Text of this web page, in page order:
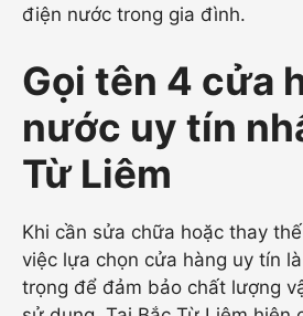
điện nước trong gia đình.
Gọi tên 4 cửa
nước uy tín
Từ Liêm
Khi cần sửa chữa hoặc thay
việc lựa chọn cửa hàng uy tín
trọng để đảm bảo chất lượng